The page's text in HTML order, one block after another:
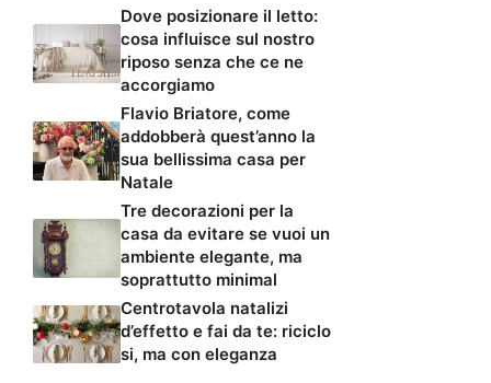
Dove posizionare il letto:
cosa influisce sul nostro
riposo senza che ce ne
accorgiamo
Flavio Briatore, come
addobberà quest’anno la
sua bellissima casa per
Natale
Tre decorazioni per la
casa da evitare se vuoi un
ambiente elegante, ma
soprattutto minimal
Centrotavola natalizi
d’effetto e fai da te: riciclo
si, ma con eleganza